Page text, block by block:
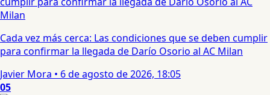
Cada vez más cerca: Las condiciones que se deben cumplir
para confirmar la llegada de Darío Osorio al AC Milan
Javier Mora • 6 de agosto de 2026, 18:05
05